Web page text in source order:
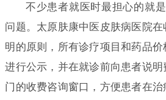
不少患者就医时最担心的就是
问题。太原肤康中医皮肤病医院
明的原则，所有诊疗项目和药品
进行公示，并在就诊前向患者说
门的收费咨询窗口，方便患者在